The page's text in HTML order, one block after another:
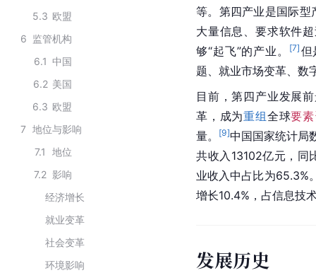
5.3 欧盟
6 监管机构
6.1 中国
6.2 美国
6.3 欧盟
7 地位与影响
7.1
地位
7.2 影响
经济增长
就业变革
社会变革
环境影响
等。第四产业是国际型
大量信息、要求软件
够“起飞”的产业。
[7] 但
题、就业市场变革、数
目前，第四产业发展
革，成为重组全球要
量。
[9]中国国家统计局
共收入13102亿元，同
业收入中占比为65.3%
增长10.4%，占信息技
发展历史